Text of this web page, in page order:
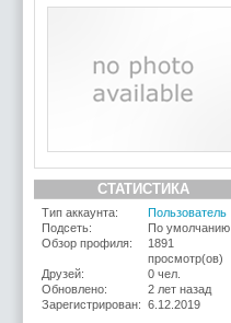
СТАТИСТИКА
Тип аккаунта:
Пользователь
Подсеть:
По умолчанию
Обзор профиля:
1891
просмотр(ов)
Друзей:
0 чел.
Обновлено:
2 лет назад
Зарегистрирован: 6.12.2019